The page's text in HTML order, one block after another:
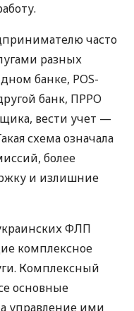
часто
разных
банке, POS-
банк, ПРРО
вести учет —
схема означала
более
и излишние
ФЛП
комплексное
Комплексный
основные
управление ими